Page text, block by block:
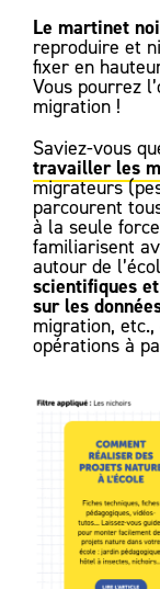
Le martinet
reproduire et
fixer en
Vous pourrez
migration !
Saviez-vous
travailler les
migrateurs
parcourent
à la seule
familiarisent
autour de
scientifiques
sur les
migration,
opérations à